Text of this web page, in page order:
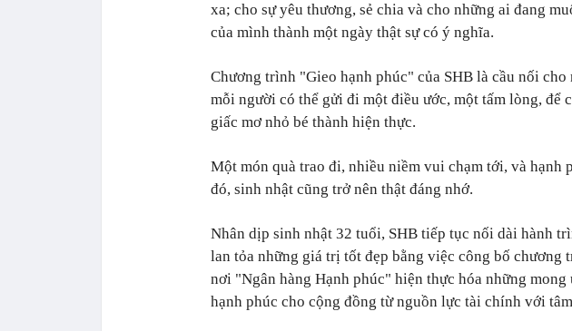
xa; cho sự yêu thương, sẻ chia và cho những ai đang
của mình thành một ngày thật sự có ý nghĩa.
Chương trình "Gieo hạnh phúc" của SHB là cầu nối
mỗi người có thể gửi đi một điều ước, một tấm lòng, để
giấc mơ nhỏ bé thành hiện thực.
Một món quà trao đi, nhiều niềm vui chạm tới, và hạnh
đó, sinh nhật cũng trở nên thật đáng nhớ.
Nhân dịp sinh nhật 32 tuổi, SHB tiếp tục nối dài hành
lan tỏa những giá trị tốt đẹp bằng việc công bố chương
nơi "Ngân hàng Hạnh phúc" hiện thực hóa những mong
hạnh phúc cho cộng đồng từ nguồn lực tài chính với